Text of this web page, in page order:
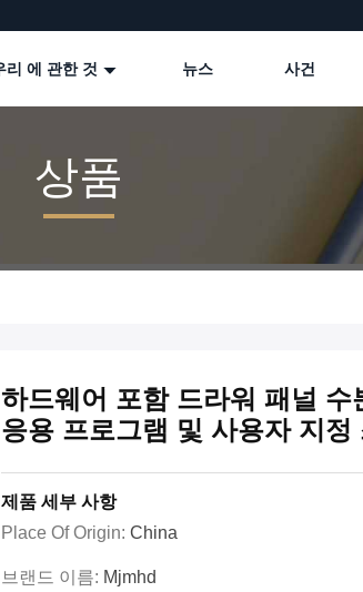
리 에 관한 것 뉴스 사건
상품
하드웨어 포함 드라워 패널
응용 프로그램 및 사용자 지
제품 세부 사항
Place Of Origin: China
브랜드 이름: Mjmhd